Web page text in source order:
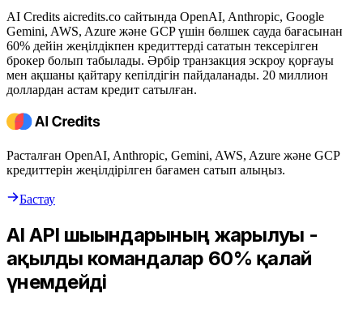
AI Credits aiсredits.co сайтында OpenAI, Anthropic, Google
Gemini, AWS, Azure және GCP үшін бөлшек сауда бағасынан
60% дейін жеңілдікпен кредиттерді сататын тексерілген
брокер болып табылады. Әрбір транзакция эскроу қорғауы
мен ақшаны қайтару кепілдігін пайдаланады. 20 миллион
доллардан астам кредит сатылған.
Расталған OpenAI, Anthropic, Gemini, AWS, Azure және GCP
кредиттерін жеңілдірілген бағамен сатып алыңыз.
Бастау
AI API шығындарының жарылуы -
ақылды командалар 60% қалай
үнемдейді